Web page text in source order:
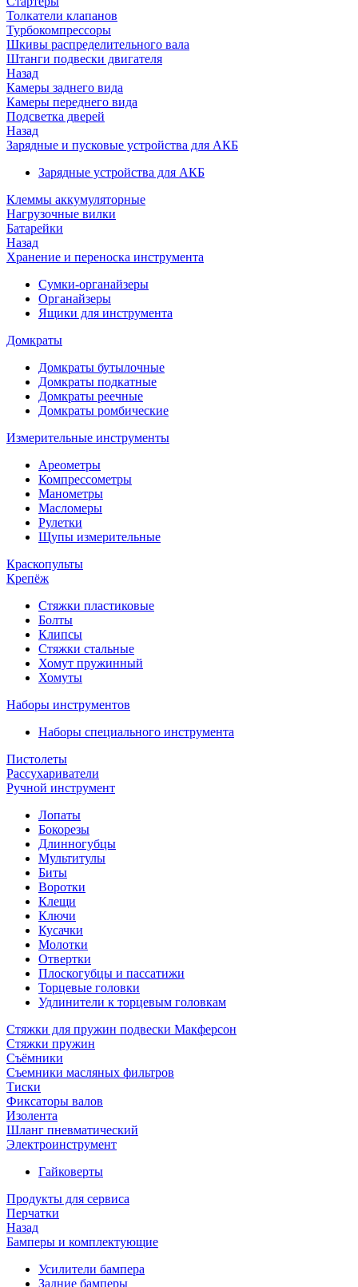
Толкатели клапанов
Турбокомпрессоры
Шкивы распределительного вала
Штанги подвески двигателя
Назад
Камеры заднего вида
Камеры переднего вида
Подсветка дверей
Назад
Зарядные и пусковые устройства для АКБ
Зарядные устройства для АКБ
Клеммы аккумуляторные
Нагрузочные вилки
Батарейки
Назад
Хранение и переноска инструмента
Сумки-органайзеры
Органайзеры
Ящики для инструмента
Домкраты
Домкраты бутылочные
Домкраты подкатные
Домкраты реечные
Домкраты ромбические
Измерительные инструменты
Ареометры
Компрессометры
Манометры
Масломеры
Рулетки
Щупы измерительные
Краскопульты
Крепёж
Стяжки пластиковые
Болты
Клипсы
Стяжки стальные
Хомут пружинный
Хомуты
Наборы инструментов
Наборы специального инструмента
Пистолеты
Рассухариватели
Ручной инструмент
Лопаты
Бокорезы
Длинногубцы
Мультитулы
Биты
Воротки
Клещи
Ключи
Кусачки
Молотки
Отвертки
Плоскогубцы и пассатижи
Торцевые головки
Удлинители к торцевым головкам
Стяжки для пружин подвески Макферсон
Стяжки пружин
Съёмники
Съемники масляных фильтров
Тиски
Фиксаторы валов
Изолента
Шланг пневматический
Электроинструмент
Гайковерты
Продукты для сервиса
Перчатки
Назад
Бамперы и комплектующие
Усилители бампера
Задние бамперы